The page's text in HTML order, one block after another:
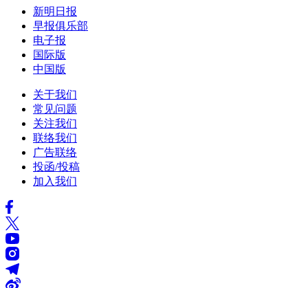
新明日报
早报俱乐部
电子报
国际版
中国版
关于我们
常见问题
关注我们
联络我们
广告联络
投函/投稿
加入我们